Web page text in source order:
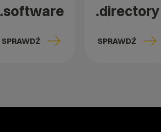
.software
SPRAWDŹ
.directory
SPRAWDŹ